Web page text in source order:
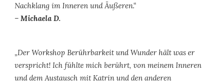
Nachklang im Inneren und Äußeren.“
– Michaela D.
„Der Workshop Berührbarkeit und Wunder hält was er
verspricht! Ich fühlte mich berührt, von meinem Inneren
und dem Austausch mit Katrin und den anderen